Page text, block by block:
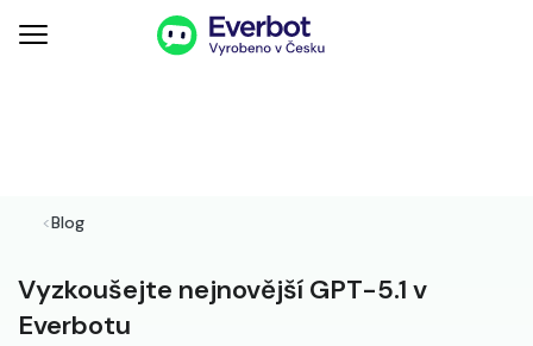
<Blog
Vyzkoušejte nejnovější GPT-5.1 v
Everbotu